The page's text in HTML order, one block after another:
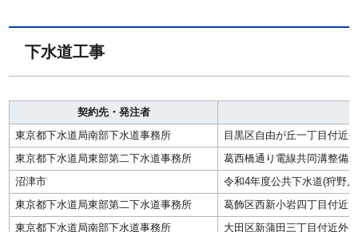
下水道工事
契約先・発注者
東京都下水道局南部下水道事務所
目黒区自由が丘一丁目付近
東京都下水道局東部第二下水道事務所
葛西橋通り電線共同溝整備
沼津市
令和4年度公共下水道(狩野
東京都下水道局東部第二下水道事務所
葛飾区西新小岩四丁目付近
東京都下水道局南部下水道事務所
大田区新蒲田三丁目付近外